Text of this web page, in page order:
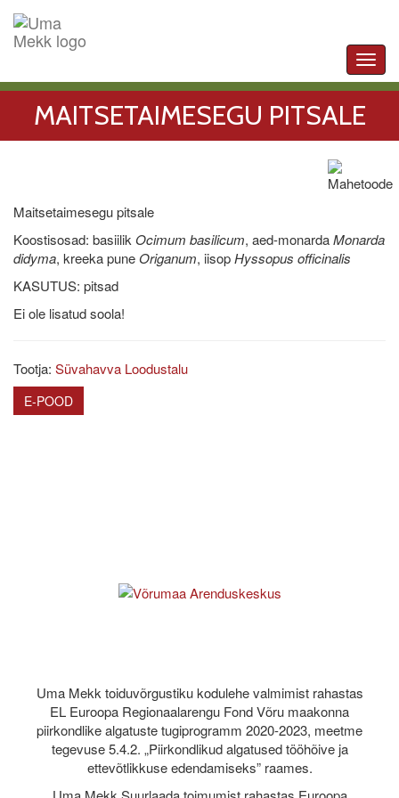
MAITSETAIMESEGU PITSALE
Maitsetaimesegu pitsale
Koostisosad: basiilik Ocimum basilicum, aed-monardaMonarda
didyma, kreeka pune Origanum, iisopHyssopus officinalis
KASUTUS: pitsad
Ei ole lisatud soola!
Tootja: Süvahavva Loodustalu
E-POOD
Uma Mekk toiduvõrgustiku kodulehe valmimist rahastas
EL Euroopa Regionaalarengu Fond Võru maakonna
piirkondlike algatuste tugiprogramm 2020-2023, meetme
tegevuse 5.4.2. „Piirkondlikud algatused tööhõive ja
ettevõtlikkuse edendamiseks” raames.